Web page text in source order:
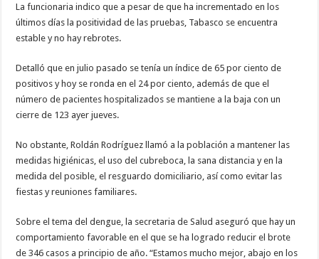
La funcionaria indico que a pesar de que ha incrementado en los
últimos días la positividad de las pruebas, Tabasco se encuentra
estable y no hay rebrotes.
Detalló que en julio pasado se tenía un índice de 65 por ciento de
positivos y hoy se ronda en el 24 por ciento, además de que el
número de pacientes hospitalizados se mantiene a la baja con un
cierre de 123 ayer jueves.
No obstante, Roldán Rodríguez llamó a la población a mantener las
medidas higiénicas, el uso del cubreboca, la sana distancia y en la
medida del posible, el resguardo domiciliario, así como evitar las
fiestas y reuniones familiares.
Sobre el tema del dengue, la secretaria de Salud aseguró que hay un
comportamiento favorable en el que se ha logrado reducir el brote
de 346 casos a principio de año. “Estamos mucho mejor, abajo en los